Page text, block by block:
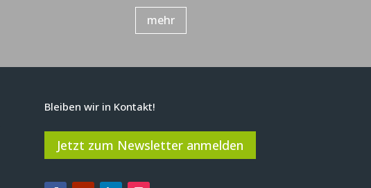
mehr
Bleiben wir in Kontakt!
Jetzt zum Newsletter anmelden